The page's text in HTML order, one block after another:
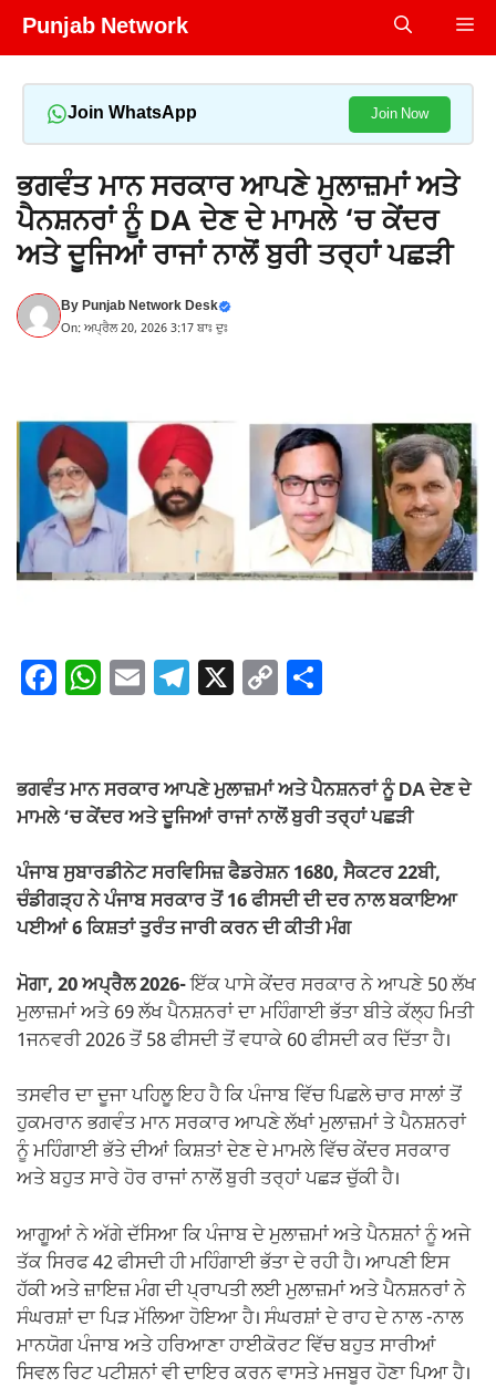
Skip
Punjab Network
Join WhatsApp Join Now
ਭਗਵੰਤ ਮਾਨ ਸਰਕਾਰ ਆਪਣੇ ਮੁਲਾਜ਼ਮਾਂ ਅਤੇ
ਪੈਨਸ਼ਨਰਾਂ ਨੂੰ DA ਦੇਣ ਦੇ ਮਾਮਲੇ ‘ਚ ਕੇਂਦਰ
ਅਤੇ ਦੂਜਿਆਂ ਰਾਜਾਂ ਨਾਲੋਂ ਬੁਰੀ ਤਰ੍ਹਾਂ ਪਛੜੀ
ByPunjab Network Desk
On: ਅਪ੍ਰੈਲ 20, 2026 3:17 ਬਾਃ ਦੁਃ
F
e
b
o
o
k
W
s
A
p
p
E T
gr
a
m
X C
y
Li
n
k
e
ਭਗਵੰਤ ਮਾਨ ਸਰਕਾਰ ਆਪਣੇ ਮੁਲਾਜ਼ਮਾਂ ਅਤੇ ਪੈਨਸ਼ਨਰਾਂ ਨੂੰ DA ਦੇਣ ਦੇ
ਮਾਮਲੇ ‘ਚ ਕੇਂਦਰ ਅਤੇ ਦੂਜਿਆਂ ਰਾਜਾਂ ਨਾਲੋਂ ਬੁਰੀ ਤਰ੍ਹਾਂ ਪਛੜੀ
ਪੰਜਾਬ ਸੁਬਾਰਡੀਨੇਟ ਸਰਵਿਸਿਜ਼ ਫੈਡਰੇਸ਼ਨ 1680, ਸੈਕਟਰ 22ਬੀ,
ਚੰਡੀਗੜ੍ਹ ਨੇ ਪੰਜਾਬ ਸਰਕਾਰ ਤੋਂ 16 ਫੀਸਦੀ ਦੀ ਦਰ ਨਾਲ ਬਕਾਇਆ
ਪਈਆਂ 6 ਕਿਸ਼ਤਾਂ ਤੁਰੰਤ ਜਾਰੀ ਕਰਨ ਦੀ ਕੀਤੀ ਮੰਗ
ਮੋਗਾ, 20 ਅਪ੍ਰੈਲ 2026-ਇੱਕ ਪਾਸੇ ਕੇਂਦਰ ਸਰਕਾਰ ਨੇ ਆਪਣੇ 50 ਲੱਖ
ਮੁਲਾਜ਼ਮਾਂ ਅਤੇ 69 ਲੱਖ ਪੈਨਸ਼ਨਰਾਂ ਦਾ ਮਹਿੰਗਾਈ ਭੱਤਾ ਬੀਤੇ ਕੱਲ੍ਹ ਮਿਤੀ
1ਜਨਵਰੀ 2026 ਤੋਂ 58 ਫੀਸਦੀ ਤੋਂ ਵਧਾਕੇ 60 ਫੀਸਦੀ ਕਰ ਦਿੱਤਾ ਹੈ।
ਤਸਵੀਰ ਦਾ ਦੂਜਾ ਪਹਿਲੂ ਇਹ ਹੈ ਕਿ ਪੰਜਾਬ ਵਿੱਚ ਪਿਛਲੇ ਚਾਰ ਸਾਲਾਂ ਤੋਂ
ਹੁਕਮਰਾਨ ਭਗਵੰਤ ਮਾਨ ਸਰਕਾਰ ਆਪਣੇ ਲੱਖਾਂ ਮੁਲਾਜ਼ਮਾਂ ਤੇ ਪੈਨਸ਼ਨਰਾਂ
ਨੂੰ ਮਹਿੰਗਾਈ ਭੱਤੇ ਦੀਆਂ ਕਿਸ਼ਤਾਂ ਦੇਣ ਦੇ ਮਾਮਲੇ ਵਿੱਚ ਕੇਂਦਰ ਸਰਕਾਰ
ਅਤੇ ਬਹੁਤ ਸਾਰੇ ਹੋਰ ਰਾਜਾਂ ਨਾਲੋਂ ਬੁਰੀ ਤਰ੍ਹਾਂ ਪਛੜ ਚੁੱਕੀ ਹੈ।
ਆਗੂਆਂ ਨੇ ਅੱਗੇ ਦੱਸਿਆ ਕਿ ਪੰਜਾਬ ਦੇ ਮੁਲਾਜ਼ਮਾਂ ਅਤੇ ਪੈਨਸ਼ਨਾਂ ਨੂੰ ਅਜੇ
ਤੱਕ ਸਿਰਫ 42 ਫੀਸਦੀ ਹੀ ਮਹਿੰਗਾਈ ਭੱਤਾ ਦੇ ਰਹੀ ਹੈ। ਆਪਣੀ ਇਸ
ਹੱਕੀ ਅਤੇ ਜ਼ਾਇਜ਼ ਮੰਗ ਦੀ ਪ੍ਰਾਪਤੀ ਲਈ ਮੁਲਾਜ਼ਮਾਂ ਅਤੇ ਪੈਨਸ਼ਨਰਾਂ ਨੇ
ਸੰਘਰਸ਼ਾਂ ਦਾ ਪਿੜ ਮੱਲਿਆ ਹੋਇਆ ਹੈ। ਸੰਘਰਸ਼ਾਂ ਦੇ ਰਾਹ ਦੇ ਨਾਲ -ਨਾਲ
ਮਾਨਯੋਗ ਪੰਜਾਬ ਅਤੇ ਹਰਿਆਣਾ ਹਾਈਕੋਰਟ ਵਿੱਚ ਬਹੁਤ ਸਾਰੀਆਂ
ਸਿਵਲ ਰਿਟ ਪਟੀਸ਼ਨਾਂ ਵੀ ਦਾਇਰ ਕਰਨ ਵਾਸਤੇ ਮਜਬੂਰ ਹੋਣਾ ਪਿਆ ਹੈ।